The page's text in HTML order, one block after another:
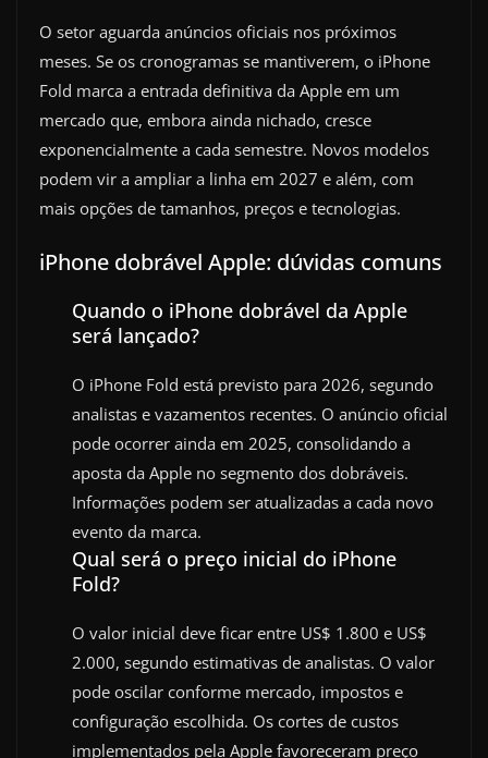
O setor aguarda anúncios oficiais nos próximos
meses. Se os cronogramas se mantiverem, o iPhone
Fold marca a entrada definitiva da Apple em um
mercado que, embora ainda nichado, cresce
exponencialmente a cada semestre. Novos modelos
podem vir a ampliar a linha em 2027 e além, com
mais opções de tamanhos, preços e tecnologias.
iPhone dobrável Apple: dúvidas comuns
Quando o iPhone dobrável da Apple
será lançado?
O iPhone Fold está previsto para 2026, segundo
analistas e vazamentos recentes. O anúncio oficial
pode ocorrer ainda em 2025, consolidando a
aposta da Apple no segmento dos dobráveis.
Informações podem ser atualizadas a cada novo
evento da marca.
Qual será o preço inicial do iPhone
Fold?
O valor inicial deve ficar entre US$ 1.800 e US$
2.000, segundo estimativas de analistas. O valor
pode oscilar conforme mercado, impostos e
configuração escolhida. Os cortes de custos
implementados pela Apple favoreceram preço